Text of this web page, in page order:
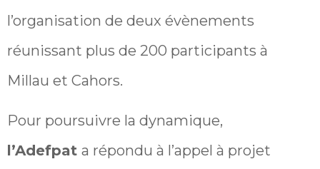
l’organisation de deux évènements
réunissant plus de 200 participants à
Millau et Cahors.
Pour poursuivre la dynamique,
l’Adefpat a répondu à l’appel à projet